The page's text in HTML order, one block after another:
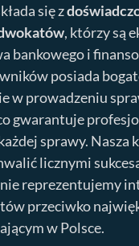
się z
, którzy są
bankowego i
posiada
w prowadzeniu
gwarantuje
sprawy. Nasza
licznymi
reprezentujemy
przeciwko
w Polsce.